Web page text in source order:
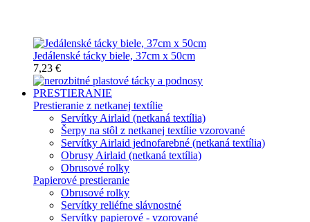
Jedálenské tácky biele, 37cm x 50cm
7,23 €
PRESTIERANIE
Prestieranie z netkanej textílie
Servítky Airlaid (netkaná textília)
Šerpy na stôl z netkanej textílie vzorované
Servítky Airlaid jednofarebné (netkaná textília)
Obrusy Airlaid (netkaná textília)
Obrusové rolky
Papierové prestieranie
Obrusové rolky
Servítky reliéfne slávnostné
Servítky papierové - vzorované